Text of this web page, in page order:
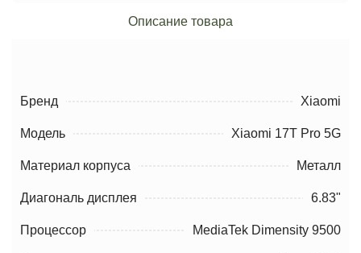
Описание товара
Бренд Xiaomi
Модель Xiaomi 17T Pro 5G
Материал корпуса Металл
Диагональ дисплея 6.83"
Процессор MediaTek Dimensity 9500